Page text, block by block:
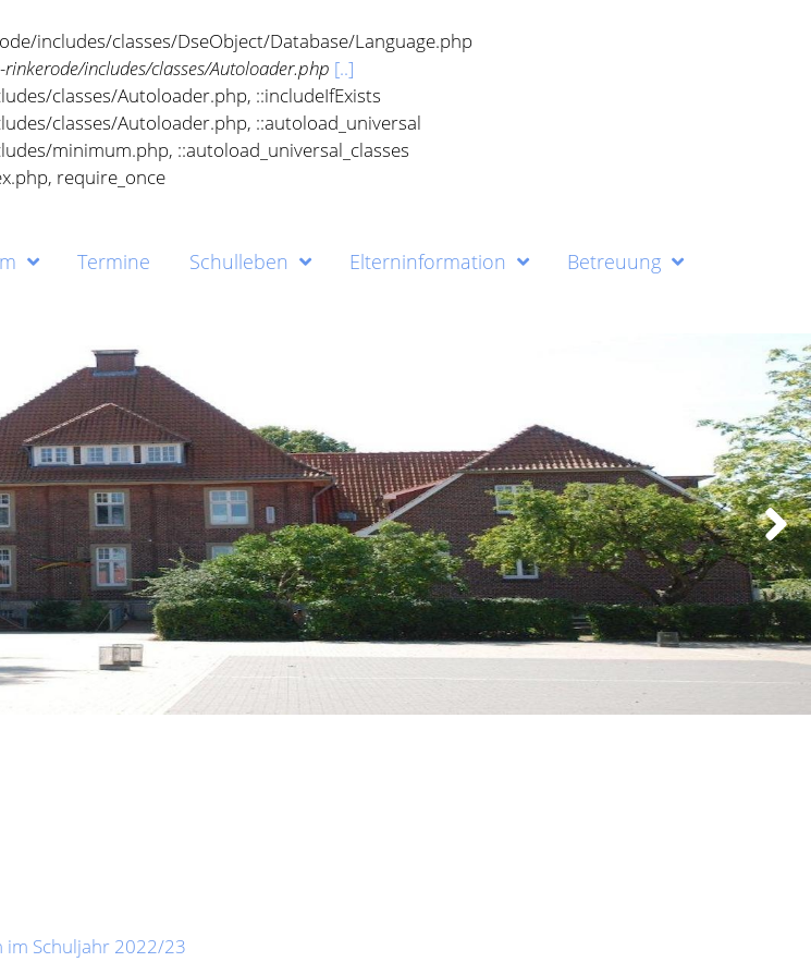
Termine Schulleben Elterninformation
Schuljahr 2022/23